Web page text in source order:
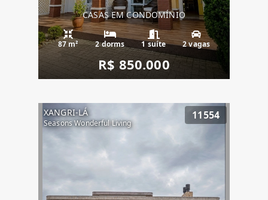
CASAS EM CONDOMÍNIO
87 m² 2 dorms 1 suíte 2 vagas
R$ 850.000
XANGRI-LÁ
Seasons Wonderful Living
11554